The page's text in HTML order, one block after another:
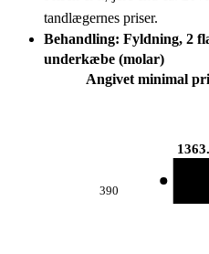
tandlægernes priser.
Behandling: Fyldning, 2
underkæbe (molar)
Angivet minimal
390